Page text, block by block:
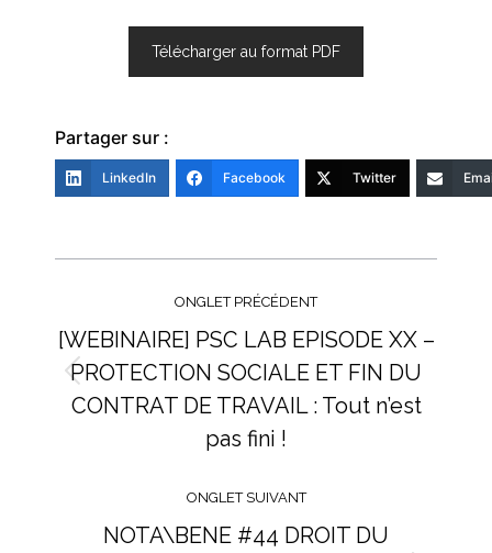
Télécharger au format PDF
Partager sur :
LinkedIn Facebook Twitter
commentaire
ONGLET PRÉCÉDENT
Onglet
précédent
[WEBINAIRE] PSC LAB EPISODE XX –
PROTECTION SOCIALE ET FIN DU
CONTRAT DE TRAVAIL : Tout n’est
pas fini !
ONGLET SUIVANT
NOTA\BENE #44 DROIT DU